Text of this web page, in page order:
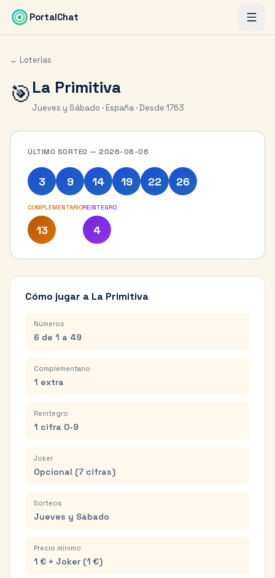
Saltar al contenido principal
PortalChat
← Loterías
🎯La Primitiva
Jueves y Sábado · España · Desde 1763
ÚLTIMO SORTEO — 2026-08-06
3 9 14 19 22 26
COMPLEMENTARIO
13
REINTEGRO
4
Cómo jugar a La Primitiva
Números
6 de 1 a 49
Complementario
1 extra
Reintegro
1 cifra 0-9
Joker
Opcional (7 cifras)
Sorteos
Jueves y Sábado
Precio mínimo
1 € + Joker (1 €)